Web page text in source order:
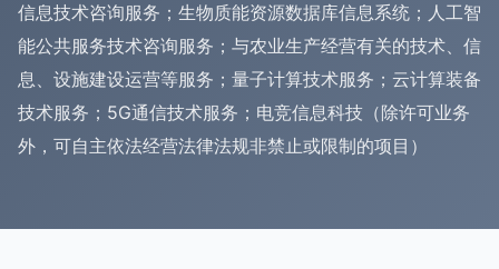
信息技术咨询服务；生物质能资源数据库信息系统；人工智
能公共服务技术咨询服务；与农业生产经营有关的技术、信
息、设施建设运营等服务；量子计算技术服务；云计算装备
技术服务；5G通信技术服务；电竞信息科技（除许可业务
外，可自主依法经营法律法规非禁止或限制的项目）